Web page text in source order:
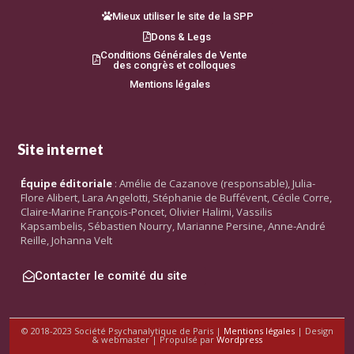
Mieux utiliser le site de la SPP
Dons & Legs
Conditions Générales de Vente
des congrès et colloques
Mentions légales
Site internet
Équipe éditoriale : Amélie de Cazanove (responsable), Julia-
Flore Alibert, Lara Angelotti, Stéphanie de Buffévent, Cécile Corre,
Claire-Marine François-Poncet, Olivier Halimi, Vassilis
Kapsambelis, Sébastien Nourry, Marianne Persine, Anne-André
Reille, Johanna Velt
Contacter le comité du site
© 2018-2023 Société Psychanalytique de Paris | Mentions légales| Design
& webmaster | Propulsé par Wordpress